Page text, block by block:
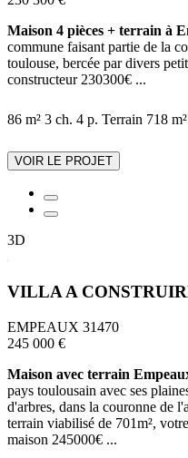
Maison 4 pièces + terrain à
commune faisant partie de la
toulouse, bercée par divers
constructeur 230300€ ...
86 m² 3 ch. 4 p. Terrain 718 m²
VOIR LE PROJET
3D
VILLA A
EMPEAUX 31470
245 000 €
Maison avec terrain
pays toulousain avec ses
d'arbres, dans la couronne de
terrain viabilisé de 701m²,
maison 245000€ ...